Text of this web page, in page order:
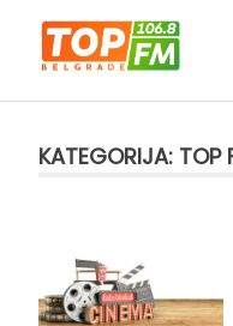
content
KATEGORIJA: TOP